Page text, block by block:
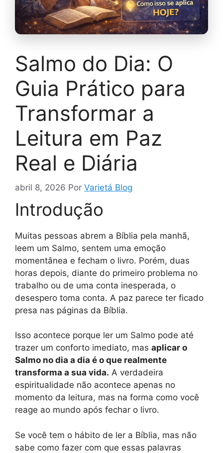
Salmo do Dia: O
Guia Prático para
Transformar a
Leitura em Paz
Real e Diária
abril 8, 2026 Por Varietá Blog
Introdução
Muitas pessoas abrem a Bíblia pela manhã,
leem um Salmo, sentem uma emoção
momentânea e fecham o livro. Porém, duas
horas depois, diante do primeiro problema no
trabalho ou de uma conta inesperada, o
desespero toma conta. A paz parece ter ficado
presa nas páginas da Bíblia.
Isso acontece porque ler um Salmo pode até
trazer um conforto imediato, mas aplicar o
Salmo no dia a dia é o que realmente
transforma a sua vida. A verdadeira
espiritualidade não acontece apenas no
momento da leitura, mas na forma como você
reage ao mundo após fechar o livro.
Se você tem o hábito de ler a Bíblia, mas não
sabe como fazer com que essas palavras